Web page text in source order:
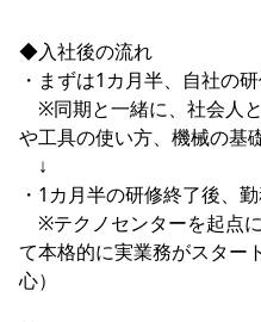
◆入社後の流れ
・まずは1カ月半、自社の
※同期と一緒に、社会人
や工具の使い方、機械の基
↓
・1カ月半の研修終了後、
※テクノセンターを起点
て本格的に実業務がスター
心）